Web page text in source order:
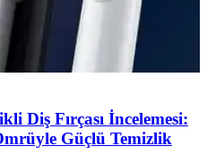
Diş Fırçası İncelemesi:
Güçlü Temizlik